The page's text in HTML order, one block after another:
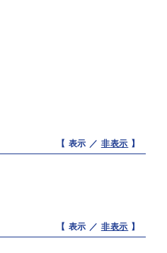
【 表示 ／ 非表示 】
【 表示 ／ 非表示 】